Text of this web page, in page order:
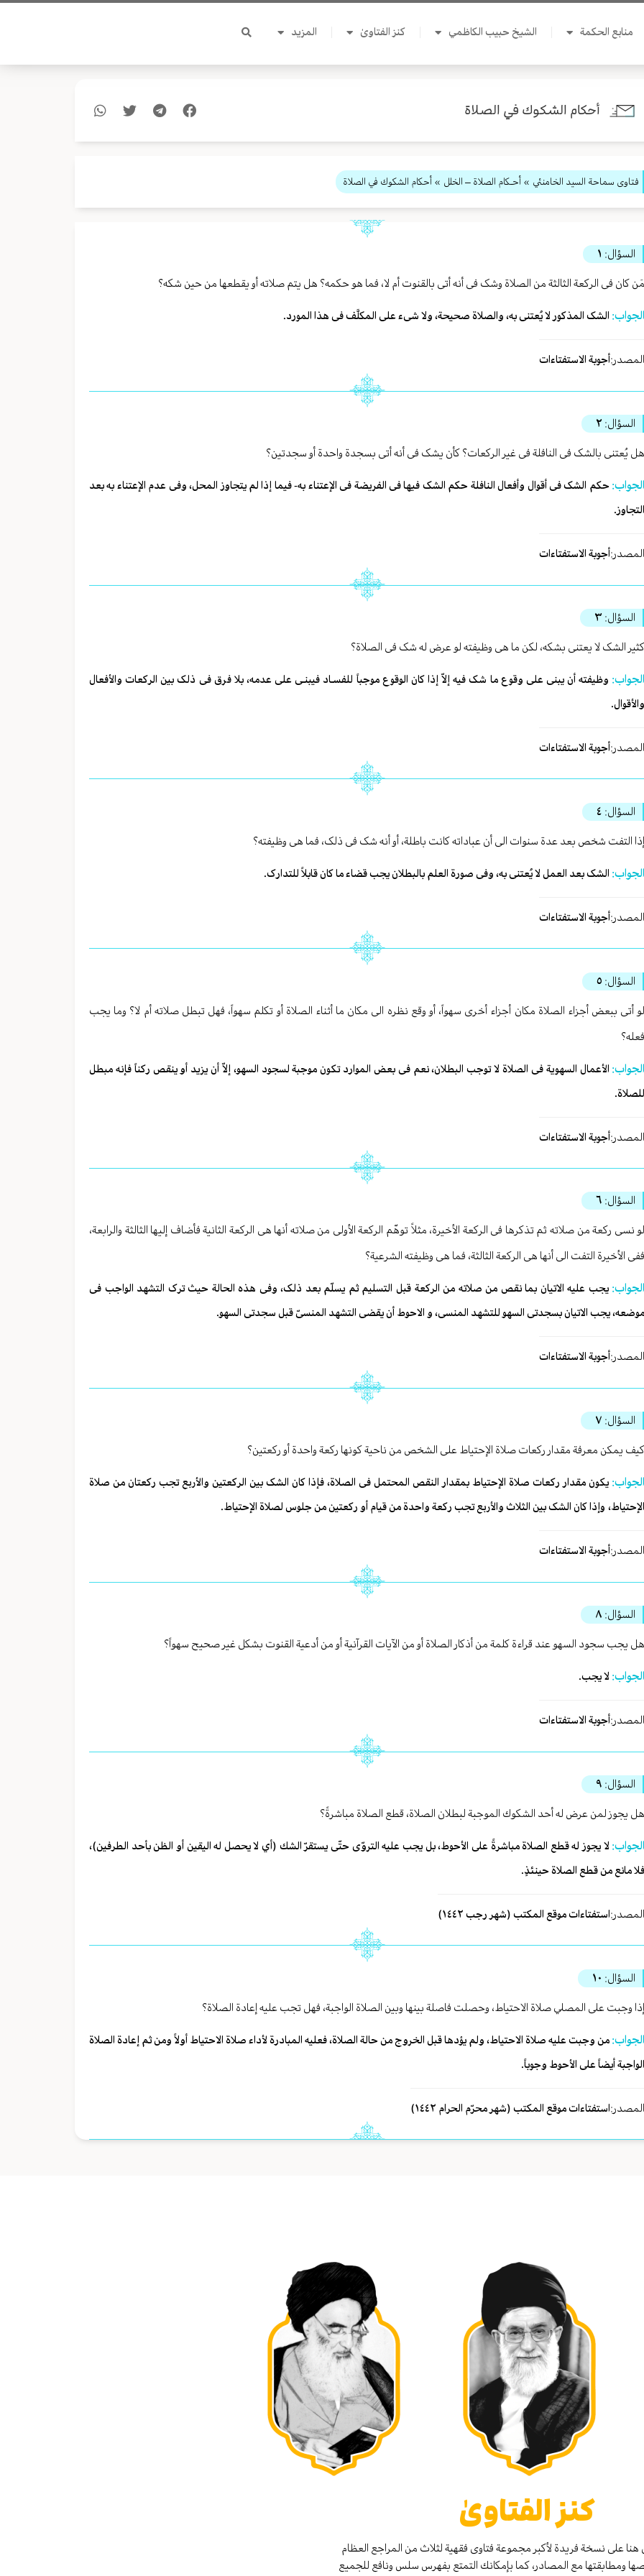
منابع الحكمة الشيخ حبيب الكاظمي كنز الفتاوىٰ المزيد
أحكام الشكوك في الصلاة
فتاوى سماحة السيد الخامنئي » أحـكام الصلاة – الخلل » أحكام الشكوك في الصلاة
السؤال: ١
مَن کان فی الرکعة الثالثة من الصلاة وشک فی أنه أتی بالقنوت أم لا، فما هو حکمه؟ هل یتم صلاته أو یقطعها من حین شکه؟
الجواب: الشک المذکور لا یُعتنی به، والصلاة صحیحة، ولا شیء علی المکلَّف فی هذا المورد.
المصدر:أجوبة الاستفتاءات
السؤال: ٢
هل یُعتنی بالشک فی النافلة فی غیر الرکعات؟ کأن یشک فی أنه أتی بسجدة واحدة أو سجدتین؟
الجواب: حکم الشک فی أقوال وأفعال النافلة حکم الشک فیها فی الفریضة فی الإعتناء به- فیما إذا لم یتجاوز المحل، وفی عدم الإعتناء به بعد
التجاوز.
المصدر:أجوبة الاستفتاءات
السؤال: ٣
کثیر الشک لا یعتنی بشکه، لکن ما هی وظیفته لو عرض له شک فی الصلاة؟
الجواب: وظیفته أن یبنی علی وقوع ما شک فیه إلاّ إذا کان الوقوع موجباً للفسـاد فیبنـی علی عدمه، بلا فرق فی ذلک بین الرکعات والأفعال
والأقوال.
المصدر:أجوبة الاستفتاءات
السؤال: ٤
إذا التفت شخص بعد عدة سنوات الی أن عباداته کانت باطلة، أو أنه شک فی ذلک، فما هی وظیفته؟
الجواب: الشک بعد العمل لا یُعتنی به، وفی صورة العلم بالبطلان یجب قضاء ما کان قابلاً للتدارک.
المصدر:أجوبة الاستفتاءات
السؤال: ٥
لو أتی ببعض أجزاء الصلاة مکان أجزاء أخری سهواً، أو وقع نظره الی مکان ما أثناء الصلاة أو تکلم سهواً، فهل تبطل صلاته أم لا؟ وما یجب
فعله؟
الجواب: الأعمال السهویة فی الصلاة لا توجب البطلان، نعم فی بعض الموارد تکون موجبة لسجود السهو، إلاّ أن یزید أو ینقص رکناً فإنه مبطل
للصلاة.
المصدر:أجوبة الاستفتاءات
السؤال: ٦
لو نسی رکعة من صلاته ثم تذکرها فی الرکعة الأخیرة، مثلاً توهّم الرکعة الأولی من صلاته أنها هی الرکعة الثانیة فأضاف إلیها الثالثة والرابعة،
ففی الأخیرة التفت الی أنها هی الرکعة الثالثة، فما هی وظیفته الشرعیة؟
الجواب:یجب علیه الاتیان بما نقص من صلاته من الرکعة قبل التسلیم ثم یسلّم بعد ذلک، وفی هذه الحالة حیث ترک التشهد الواجب فی
موضعه، یجب الاتیان بسجدتی السهو للتشهد المنسی، و الاحوط أن یقضی التشهد المنسیّ قبل سجدتی السهو.
المصدر:أجوبة الاستفتاءات
السؤال: ٧
کیف یمکن معرفة مقدار رکعات صلاة الإحتیاط علی الشخص من ناحیة کونها رکعة واحدة أو رکعتین؟
الجواب: یکون مقدار رکعات صلاة الإحتیاط بمقدار النقص المحتمل فی الصلاة، فإذا کان الشک بین الرکعتین والأربع تجب رکعتان من صلاة
الإحتیاط، وإذا کان الشک بین الثلاث والأربع تجب رکعة واحدة من قیام أو رکعتین من جلوس لصلاة الإحتیاط.
المصدر:أجوبة الاستفتاءات
السؤال: ٨
هل یجب سجود السهو عند قراءة کلمة من أذکار الصلاة أو من الآیات القرآنیة أو من أدعیة القنوت بشکل غیر صحیح سهواً؟
الجواب: لا یجب.
المصدر:أجوبة الاستفتاءات
السؤال: ٩
هل يجوز لمن عرض له أحد الشكوك الموجبة لبطلان الصلاة، قطع الصلاة مباشرةً؟
الجواب: لا يجوز له قطع الصلاة مباشرةً على الأحوط، بل یجب علیه التروّی حتّی یستقرّ الشك (أي لا یحصل له اليقين أو الظن بأحد الطرفین)،
فلا مانع من قطع الصلاة حينئذٍ.
المصدر:استفتاءات موقع المكتب (شهر رجب ١٤٤٢)
السؤال: ١٠
إذا وجبت على المصلي صلاة الاحتياط، وحصلت فاصلة بينها وبین الصلاة الواجبة، فهل تجب عليه إعادة الصلاة؟
الجواب: من وجبت عليه صلاة الاحتياط، ولم يؤدها قبل الخروج من حالة الصلاة، فعليه المبادرة لأداء صلاة الاحتياط أولاً ومن ثم إعادة الصلاة
الواجبة أيضاً على الأحوط وجوباً.
المصدر:استفتاءات موقع المكتب (شهر محرّم الحرام ١٤٤٢)
كنز الفتاوىٰ
على نسخة فريدة لأكبر مجموعة فتاوى فقهية لثلاث من المراجع العظام
ومطابقتها مع المصادر، كما بإمكانك التمتع بفهرس سلس ونافع للجميع